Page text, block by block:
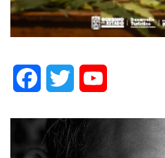
FacebookTwitter